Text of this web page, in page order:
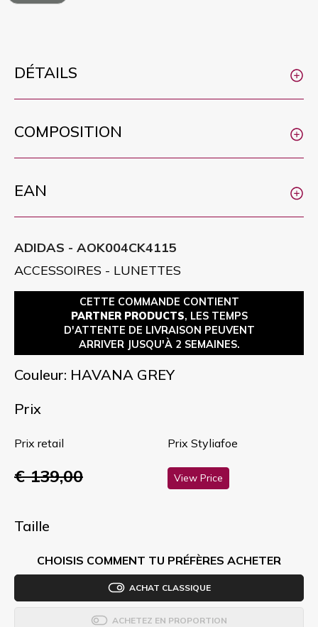
DÉTAILS
COMPOSITION
EAN
ADIDAS - AOK004CK4115
ACCESSOIRES - LUNETTES
CETTE COMMANDE CONTIENT
PARTNER PRODUCTS, LES TEMPS
D'ATTENTE DE LIVRAISON PEUVENT
ARRIVER JUSQU'À 2 SEMAINES.
Couleur: HAVANA GREY
Prix
Prix retail
€ 139,00
Prix Styliafoe
View Price
Taille
CHOISIS COMMENT TU PRÉFÈRES ACHETER
ACHAT CLASSIQUE
ACHETEZ EN PROPORTION